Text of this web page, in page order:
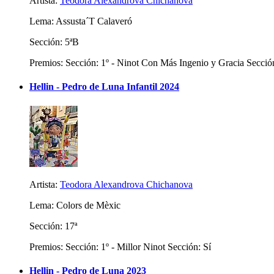
Lema: Assusta´T Calaveró
Sección: 5ªB
Premios: Sección: 1º - Ninot Con Más Ingenio y Gracia
Hellin - Pedro de Luna Infantil 2024
Artista: Teodora Alexandrova Chichanova
Lema: Colors de Mèxic
Sección: 17ª
Premios: Sección: 1º - Millor Ninot Sección: Sí
Hellin - Pedro de Luna 2023